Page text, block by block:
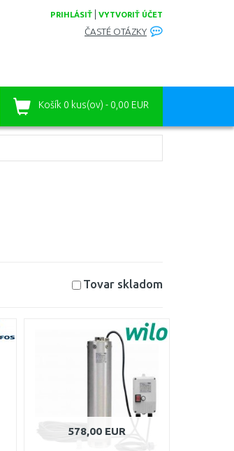
PRIHLÁSIŤ VYTVORIŤ ÚČET
ČASTÉ OTÁZKY
Košík 0 kus(ov) - 0,00 EUR
Tovar skladom
578,00 EUR